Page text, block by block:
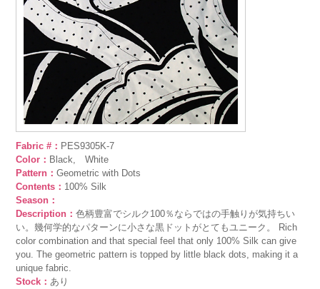
Fabric #： PES9305K-7
Color： Black, White
Pattern：Geometric with Dots
Contents： 100% Silk
Season：
Description：色柄豊富でシルク100％ならではの手触りが気持ちい
い。幾何学的なパターンに小さな黒ドットがとてもユニーク。 Rich
color combination and that special feel that only 100% Silk can give
you. The geometric pattern is topped by little black dots, making it a
unique fabric.
Stock：あり